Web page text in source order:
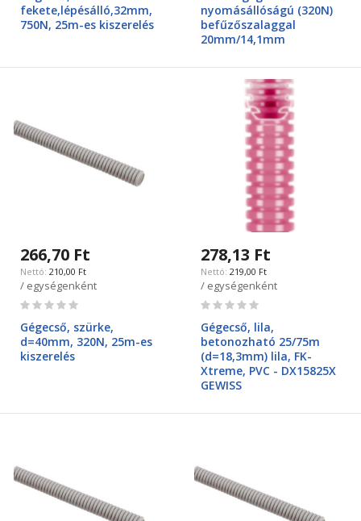
fekete,lépésálló,32mm,
750N, 25m-es kiszerelés
nyomásállóságú (320N)
befűzőszalaggal
20mm/14,1mm
266,70 Ft
210,00 Ft
/ egységenként
Rating:
Gégecső, szürke,
d=40mm, 320N, 25m-es
kiszerelés
278,13 Ft
219,00 Ft
/ egységenként
Rating:
Gégecső, lila,
betonozható 25/75m
(d=18,3mm) lila, FK-
Xtreme, PVC - DX15825X
GEWISS